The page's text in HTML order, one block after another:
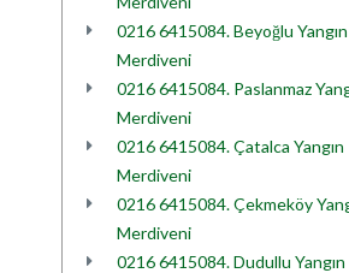
0216 6415084. Beyoğlu Yangın
Merdiveni
0216 6415084. Paslanmaz
Merdiveni
0216 6415084. Çatalca Yangın
Merdiveni
0216 6415084. Çekmeköy
Merdiveni
0216 6415084. Dudullu Yangın